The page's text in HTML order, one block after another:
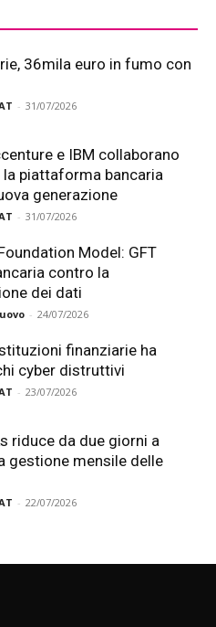
36mila euro in fumo con
- 31/07/2026
e IBM collaborano
piattaforma bancaria
generazione
- 31/07/2026
Model: GFT
contro la
dei dati
- 24/07/2026
finanziarie ha
cyber distruttivi
- 23/07/2026
riduce da due giorni a
gestione mensile delle
- 22/07/2026